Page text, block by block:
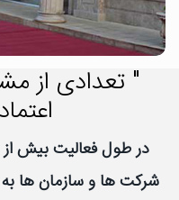
" تعدادی از
شرکت ها و سازمان ها به